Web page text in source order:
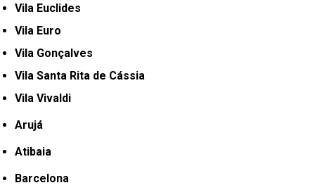
Vila Euclides
Vila Euro
Vila Gonçalves
Vila Santa Rita de Cássia
Vila Vivaldi
Arujá
Atibaia
Barcelona